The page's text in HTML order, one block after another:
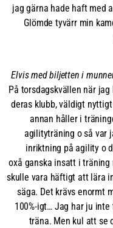
jag gärna hade haft med
Glömde tyvärr min
Elvis med biljetten i
På torsdagskvällen när
deras klubb, väldigt
annan håller i
agilityträning o så var
inriktning på agility o
oxå ganska insatt i träning
skulle vara häftigt att lära
säga. Det krävs enormt
100%-igt… Jag har ju
träna. Men kul att se